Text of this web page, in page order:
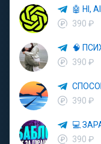
390 ₽
390 ₽
390 ₽
390 ₽